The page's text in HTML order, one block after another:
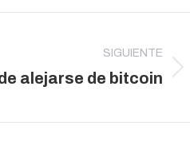
SIGUIENTE
alejarse de bitcoin